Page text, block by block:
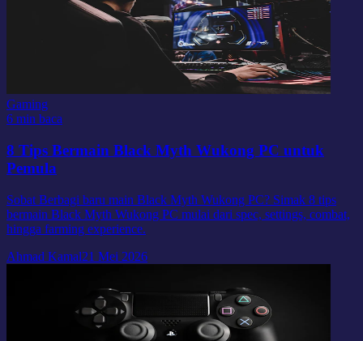
Gaming
6 min baca
8 Tips Bermain Black Myth Wukong PC untuk
Pemula
Sobat Berbagi baru main Black Myth Wukong PC? Simak 8 tips
bermain Black Myth Wukong PC mulai dari spec, settings, combat,
hingga farming experience.
Ahmad Kamal21 Mei 2026